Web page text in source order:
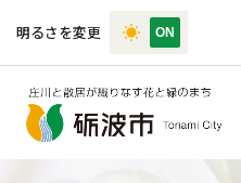
明るさを変更